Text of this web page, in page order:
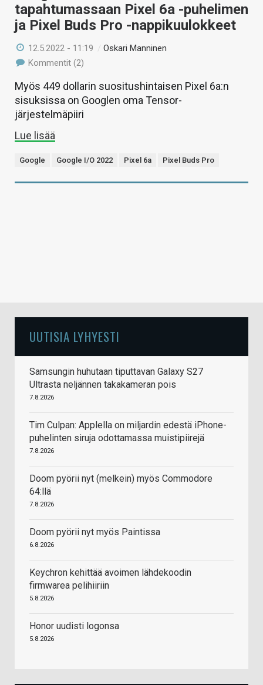
tapahtumassaan Pixel 6a -puhelimen
ja Pixel Buds Pro -nappikuulokkeet
12.5.2022 - 11:19 /Oskari Manninen
Kommentit (2)
Myös 449 dollarin suositushintaisen Pixel 6a:n
sisuksissa on Googlen oma Tensor-
järjestelmäpiiri
Lue lisää
Google Google I/O 2022 Pixel 6a Pixel Buds Pro
UUTISIA LYHYESTI
Samsungin huhutaan tiputtavan Galaxy S27
Ultrasta neljännen takakameran pois
7.8.2026
Tim Culpan: Applella on miljardin edestä iPhone-
puhelinten siruja odottamassa muistipiirejä
7.8.2026
Doom pyörii nyt (melkein) myös Commodore
64:llä
7.8.2026
Doom pyörii nyt myös Paintissa
6.8.2026
Keychron kehittää avoimen lähdekoodin
firmwarea pelihiiriin
5.8.2026
Honor uudisti logonsa
5.8.2026